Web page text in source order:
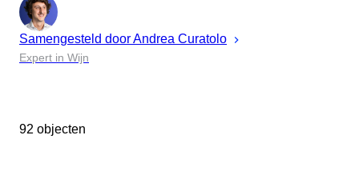
Samengesteld doorAndrea Curatolo
Expert in Wijn
92 objecten